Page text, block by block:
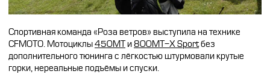
Спортивная команда «Роза ветров» выступила на технике
CFMOTO. Мотоциклы450MTи800MT-X Sportбез
дополнительного тюнинга с лёгкостью штурмовали крутые
горки, нереальные подъёмы и спуски.